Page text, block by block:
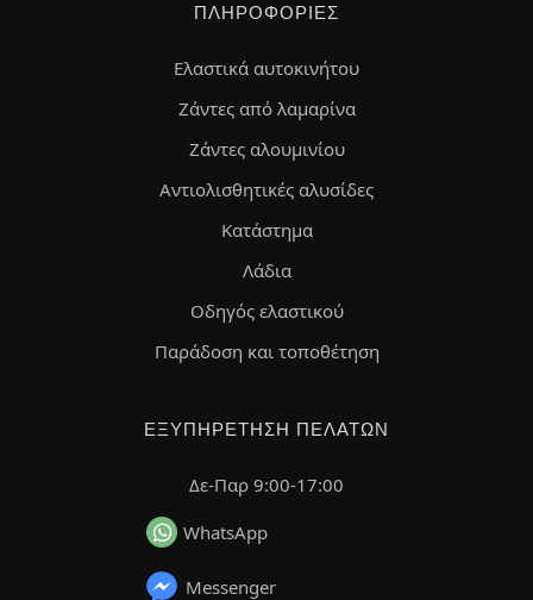
ΠΛΗΡΟΦΟΡΊΕΣ
Ελαστικά αυτοκινήτου
Ζάντες από λαμαρίνα
Ζάντες αλουμινίου
Αντιολισθητικές αλυσίδες
Κατάστημα
Λάδια
Οδηγός ελαστικού
Παράδοση και τοποθέτηση
ΕΞΥΠΗΡΈΤΗΣΗ ΠΕΛΑΤΏΝ
Δε-Παρ 9:00-17:00
WhatsApp
Messenger